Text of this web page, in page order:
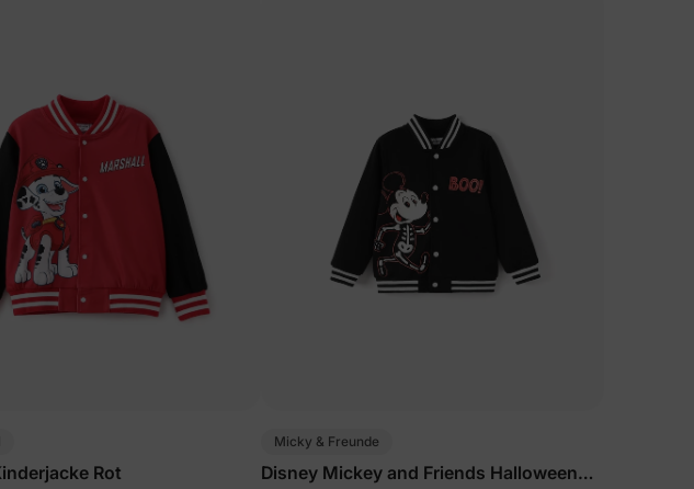
Rot
Micky & Freunde
Disney Mickey and Friends Halloween